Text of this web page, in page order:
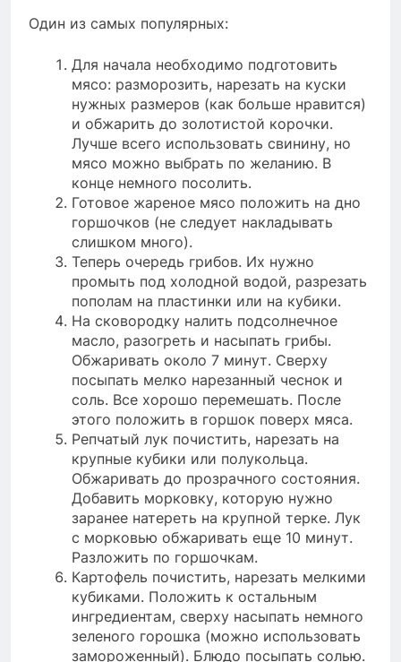
Один из самых популярных:
Для начала необходимо подготовить
мясо: разморозить, нарезать на куски
нужных размеров (как больше нравится)
и обжарить до золотистой корочки.
Лучше всего использовать свинину, но
мясо можно выбрать по желанию. В
конце немного посолить.
Готовое жареное мясо положить на дно
горшочков (не следует накладывать
слишком много).
Теперь очередь грибов. Их нужно
промыть под холодной водой, разрезать
пополам на пластинки или на кубики.
На сковородку налить подсолнечное
масло, разогреть и насыпать грибы.
Обжаривать около 7 минут. Сверху
посыпать мелко нарезанный чеснок и
соль. Все хорошо перемешать. После
этого положить в горшок поверх мяса.
Репчатый лук почистить, нарезать на
крупные кубики или полукольца.
Обжаривать до прозрачного состояния.
Добавить морковку, которую нужно
заранее натереть на крупной терке. Лук
с морковью обжаривать еще 10 минут.
Разложить по горшочкам.
Картофель почистить, нарезать мелкими
кубиками. Положить к остальным
ингредиентам, сверху насыпать немного
зеленого горошка (можно использовать
замороженный). Блюдо посыпать солью.